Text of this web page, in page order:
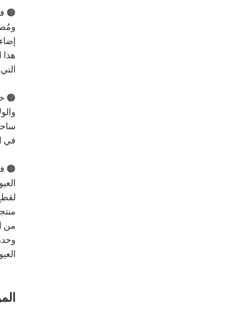
🟠
هذا
🟠
في
من